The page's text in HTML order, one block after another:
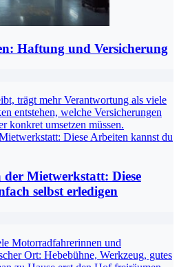
Haftung und Versicherung
trägt mehr Verantwortung als viele
entstehen, welche Versicherungen
konkret umsetzen müssen.
Mietwerkstatt: Diese
selbst erledigen
Motorradfahrerinnen und
Ort: Hebebühne, Werkzeug, gutes